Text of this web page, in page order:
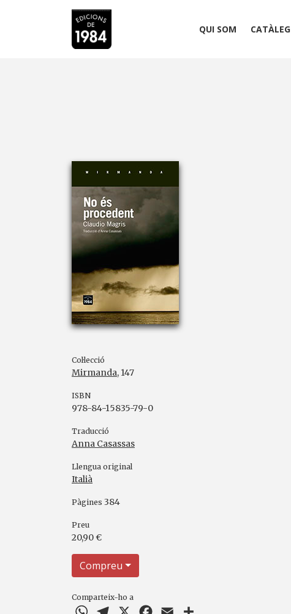
QUI SOM CATÀLEG
Col·lecció
Mirmanda, 147
ISBN
978-84-15835-79-0
Traducció
Anna Casassas
Llengua original
Italià
Pàgines 384
Preu
20,90 €
Compreu
Comparteix-ho a
WhatsAppTelegram Facebook
Email